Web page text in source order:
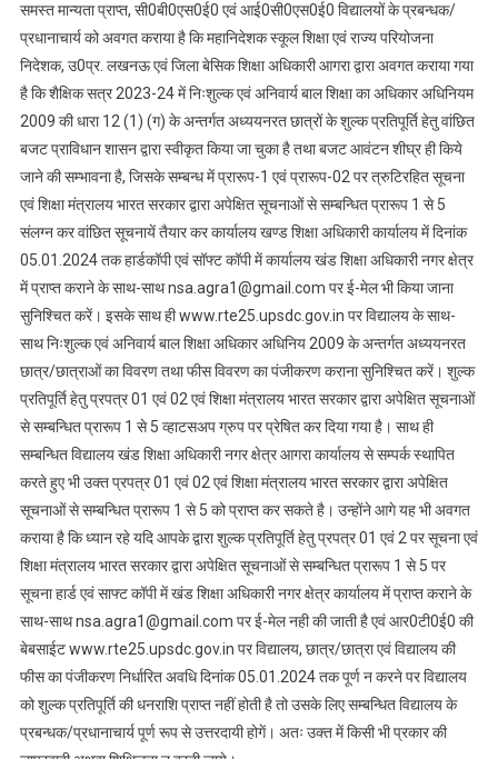
की
फीस
का
पंजीकरण
करने
की
निर्धारित
तिथि
05.01.2024
तक
समस्त मान्यता प्राप्त, सी0बी0एस0ई0 एवं आई0सी0एस0ई0 विद्यालयों के प्रबन्धक/
प्रधानाचार्य को अवगत कराया है कि महानिदेशक स्कूल शिक्षा एवं राज्य परियोजना
निदेशक, उ0प्र. लखनऊ एवं जिला बेसिक शिक्षा अधिकारी आगरा द्वारा अवगत कराया गया
है कि शैक्षिक सत्र 2023-24 में निःशुल्क एवं अनिवार्य बाल शिक्षा का अधिकार अधिनियम
2009 की धारा 12 (1) (ग) के अन्तर्गत अध्ययनरत छात्रों के शुल्क प्रतिपूर्ति हेतु वांछित
बजट प्राविधान शासन द्वारा स्वीकृत किया जा चुका है तथा बजट आवंटन शीघ्र ही किये
जाने की सम्भावना है, जिसके सम्बन्ध में प्रारूप-1 एवं प्रारूप-02 पर त्रुटिरहित सूचना
एवं शिक्षा मंत्रालय भारत सरकार द्वारा अपेक्षित सूचनाओं से सम्बन्धित प्रारूप 1 से 5
संलग्न कर वांछित सूचनायें तैयार कर कार्यालय खण्ड शिक्षा अधिकारी कार्यालय में दिनांक
05.01.2024 तक हार्डकॉपी एवं सॉफ्ट कॉपी में कार्यालय खंड शिक्षा अधिकारी नगर क्षेत्र
में प्राप्त कराने के साथ-साथ nsa.agra1@gmail.com पर ई-मेल भी किया जाना
सुनिश्चित करें। इसके साथ ही www.rte25.upsdc.gov.in पर विद्यालय के साथ-
साथ निःशुल्क एवं अनिवार्य बाल शिक्षा अधिकार अधिनिय 2009 के अन्तर्गत अध्ययनरत
छात्र/छात्राओं का विवरण तथा फीस विवरण का पंजीकरण कराना सुनिश्चित करें। शुल्क
प्रतिपूर्ति हेतु प्रपत्र 01 एवं 02 एवं शिक्षा मंत्रालय भारत सरकार द्वारा अपेक्षित सूचनाओं
से सम्बन्धित प्रारूप 1 से 5 व्हाटसअप ग्रुप पर प्रेषित कर दिया गया है। साथ ही
सम्बन्धित विद्यालय खंड शिक्षा अधिकारी नगर क्षेत्र आगरा कार्यालय से सम्पर्क स्थापित
करते हुए भी उक्त प्रपत्र 01 एवं 02 एवं शिक्षा मंत्रालय भारत सरकार द्वारा अपेक्षित
सूचनाओं से सम्बन्धित प्रारूप 1 से 5 को प्राप्त कर सकते है। उन्होंने आगे यह भी अवगत
कराया है कि ध्यान रहे यदि आपके द्वारा शुल्क प्रतिपूर्ति हेतु प्रपत्र 01 एवं 2 पर सूचना एवं
शिक्षा मंत्रालय भारत सरकार द्वारा अपेक्षित सूचनाओं से सम्बन्धित प्रारूप 1 से 5 पर
सूचना हार्ड एवं साफ्ट कॉपी में खंड शिक्षा अधिकारी नगर क्षेत्र कार्यालय में प्राप्त कराने के
साथ-साथ nsa.agra1@gmail.com पर ई-मेल नही की जाती है एवं आर0टी0ई0 की
बेबसाईट www.rte25.upsdc.gov.in पर विद्यालय, छात्र/छात्रा एवं विद्यालय की
फीस का पंजीकरण निर्धारित अवधि दिनांक 05.01.2024 तक पूर्ण न करने पर विद्यालय
को शुल्क प्रतिपूर्ति की धनराशि प्राप्त नहीं होती है तो उसके लिए सम्बन्धित विद्यालय के
प्रबन्धक/प्रधानाचार्य पूर्ण रूप से उत्तरदायी होगें। अतः उक्त में किसी भी प्रकार की